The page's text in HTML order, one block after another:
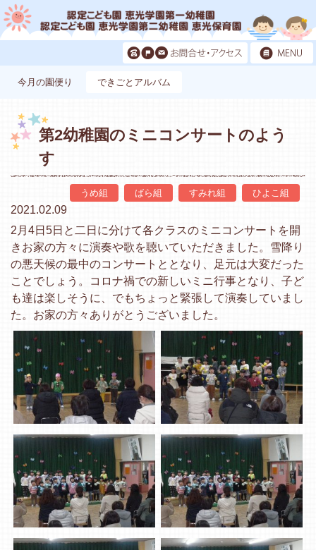
今月の園便り できごとアルバム
第2幼稚園のミニコンサートのよう
す
うめ組 ばら組 すみれ組 ひよこ組
2021.02.09
2月4日5日と二日に分けて各クラスのミニコンサートを開
きお家の方々に演奏や歌を聴いていただきました。雪降り
の悪天候の最中のコンサートととなり、足元は大変だった
ことでしょう。コロナ禍での新しいミニ行事となり、子ど
も達は楽しそうに、でもちょっと緊張して演奏していまし
た。お家の方々ありがとうございました。